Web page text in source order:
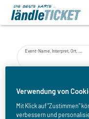
Event-Name, Interpret, Ort, ...
bis
Verwendung von
Mit Klick auf "Zustimmen"
verbessern und